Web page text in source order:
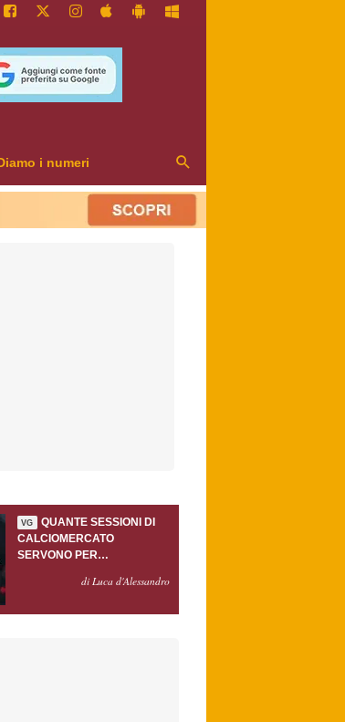
i numeri
VG
QUANTE SESSIONI DI
CALCIOMERCATO
SERVONO PER
GASPERINI?di Luca d'Alessandro